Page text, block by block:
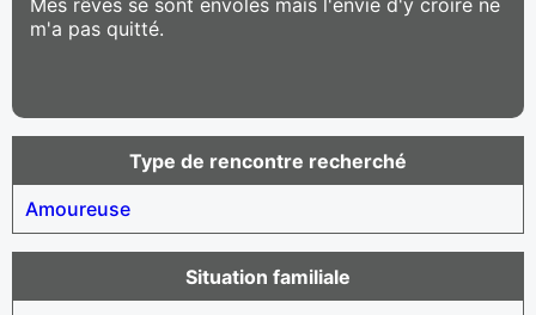
m'a pas quitté.
Type de rencontre recherché
Amoureuse
Situation familiale